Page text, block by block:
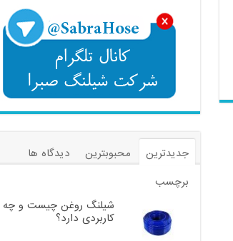
جدیدترین محبوبترین
دیدگاه ها
برچسب
شیلنگ روغن چیست و چه
کاربردی دارد؟